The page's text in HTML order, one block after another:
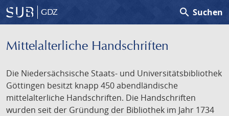
GDZ search Suchen
Mittelalterliche Handschriften
Die Niedersächsische Staats- und Universitätsbibliothek
Göttingen besitzt knapp 450 abendländische
mittelalterliche Handschriften. Die Handschriften
wurden seit der Gründung der Bibliothek im Jahr 1734